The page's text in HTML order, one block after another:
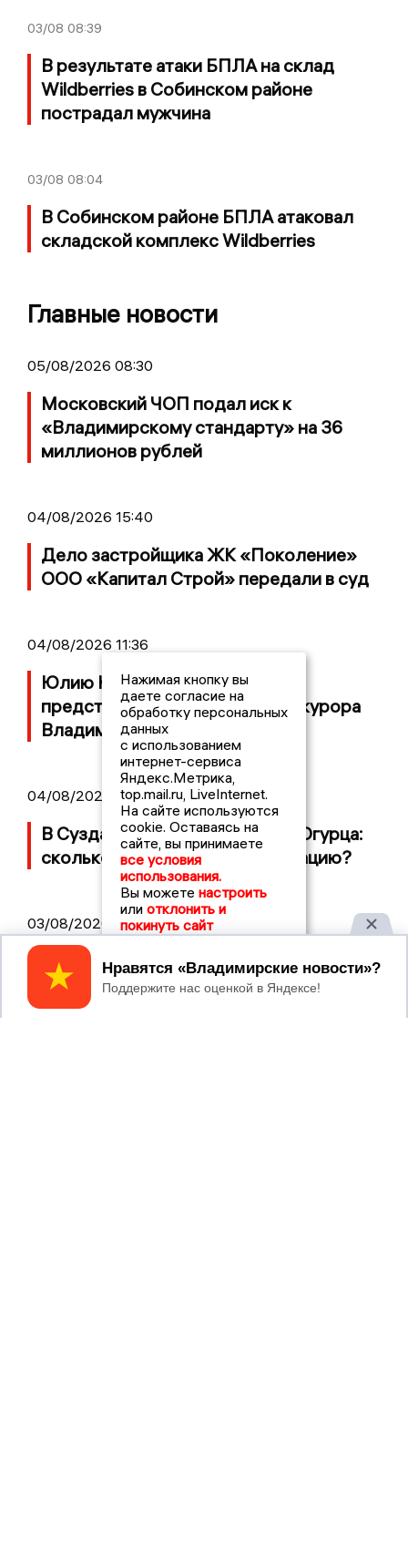
03/08 08:39
В результате атаки БПЛА на склад
Wildberries в Собинском районе
пострадал мужчина
03/08 08:04
В Собинском районе БПЛА атаковал
складской комплекс Wildberries
Главные новости
05/08/2026 08:30
Московский ЧОП подал иск к
«Владимирскому стандарту» на 36
миллионов рублей
04/08/2026 15:40
Дело застройщика ЖК «Поколение»
ООО «Капитал Строй» передали в суд
04/08/2026 11:36
Юлию Калистову официально
представили в должности прокурора
Владимирской области
04/08/2026 09:01
В Суздале прошёл Фестиваль Огурца:
сколько потратили на организацию?
03/08/2026 14:13
Площадь пожара на складе Wildberries
составляет 100 тысяч квадратных
метров
Нажимая кнопку вы
даете согласие на
обработку персональных
данных
с использованием
интернет-сервиса
Яндекс.Метрика,
top.mail.ru, LiveInternet.
На сайте используются
cookie. Оставаясь на
сайте, вы принимаете
все условия
использования.
Вы можете настроить
или отклонить и
покинуть сайт
Принять